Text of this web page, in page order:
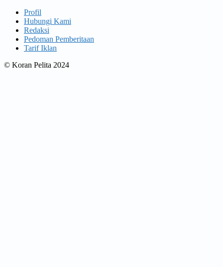
Profil
Hubungi Kami
Redaksi
Pedoman Pemberitaan
Tarif Iklan
© Koran Pelita 2024